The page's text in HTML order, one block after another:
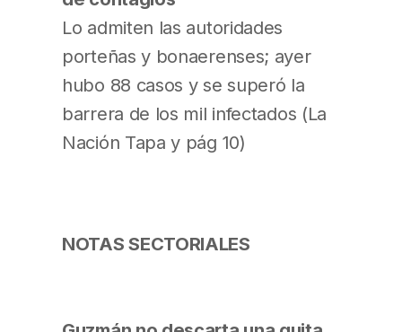
Lo admiten las autoridades
porteñas y bonaerenses; ayer
hubo 88 casos y se superó la
barrera de los mil infectados (La
Nación Tapa y pág 10)
NOTAS SECTORIALES